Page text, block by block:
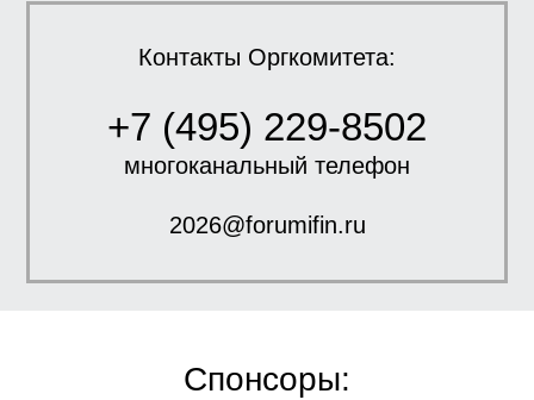
Контакты Оргкомитета:
+7 (495) 229-8502
многоканальный телефон
2026@forumifin.ru
Спонсоры: